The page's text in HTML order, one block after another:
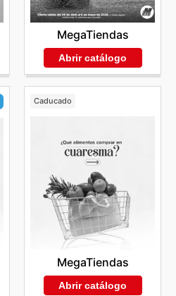
MegaTiendas
Abrir catálogo
Caducado
MegaTiendas
Abrir catálogo